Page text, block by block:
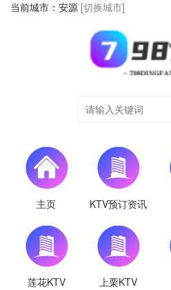
当前城市： 安源 [切换城市]
主页 KTV预订资讯
莲花KTV 上栗KTV